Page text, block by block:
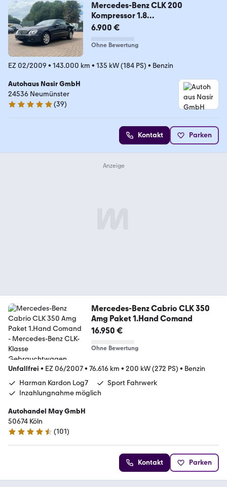
Mercedes-Benz CLK 200
Kompressor 1.8
Elegance/AC/TEMPO/SITZH
6.900 €
Ohne Bewertung
EZ 02/2009 • 143.000 km • 135 kW (184 PS) • Benzin
Autohaus Nasir GmbH
24536 Neumünster
4.8 Sterne
(39)
Kontakt Parken
Mercedes-Benz Cabrio CLK 350
Amg Paket 1.Hand Comand
16.950 €
Ohne Bewertung
Unfallfrei • EZ 06/2007• 76.616 km • 200 kW (272 PS) • Benzin
Harman Kardon Log7
Sport Fahrwerk
Inzahlungnahme möglich
Autohandel May GmbH
50674 Köln
4.7 Sterne
(101)
Kontakt Parken